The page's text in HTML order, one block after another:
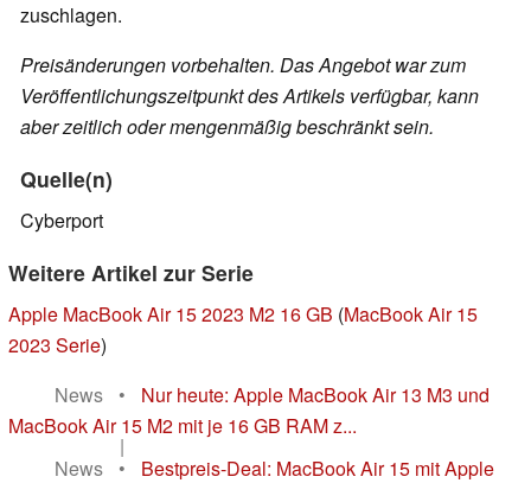
zuschlagen.
Preisänderungen vorbehalten. Das Angebot war zum
Veröffentlichungszeitpunkt des Artikels verfügbar, kann
aber zeitlich oder mengenmäßig beschränkt sein.
Quelle(n)
Cyberport
Weitere Artikel zur Serie
Apple MacBook Air 15 2023 M2 16 GB (MacBook Air 15
2023 Serie)
News
•
Nur heute: Apple MacBook Air 13 M3 und
MacBook Air 15 M2 mit je 16 GB RAM z...
|
News
• Bestpreis-Deal: MacBook Air 15 mit Apple